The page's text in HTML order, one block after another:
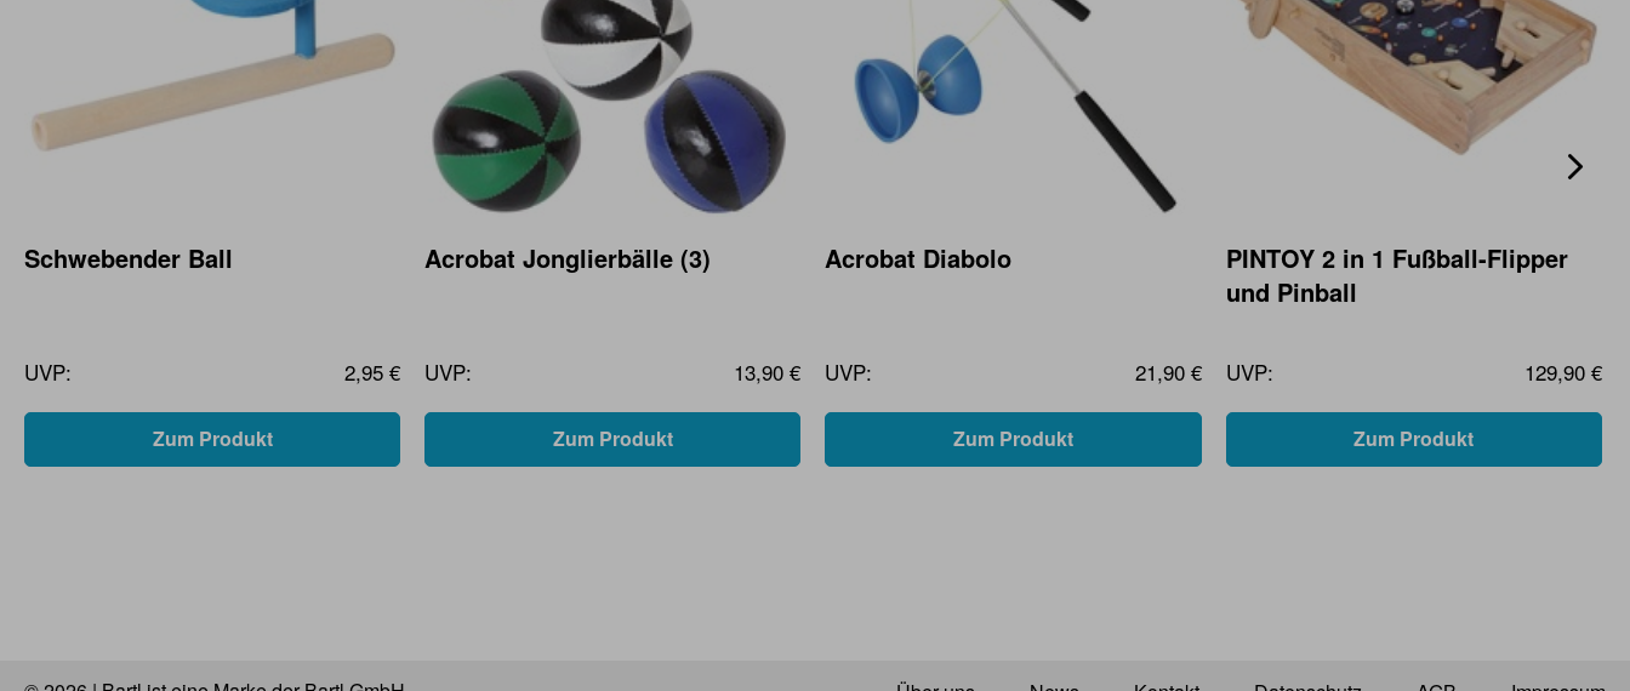
Schwebender Ball
UVP: 2,95 €
Zum Produkt
Acrobat Jonglierbälle (3)
UVP: 13,90 €
Zum Produkt
Acrobat Diabolo
UVP: 21,90 €
Zum Produkt
PINTOY 2 in 1 Fußball-Flipper
und Pinball
UVP: 129,90 €
Zum Produkt